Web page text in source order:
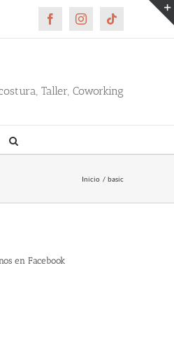
FacebookInstagramTiktok
Taller, Coworking
Inicio basic
en Facebook